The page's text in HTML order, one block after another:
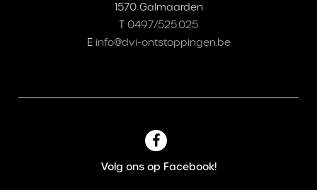
1570 Galmaarden
T 0497/525.025
E info@dvi-ontstoppingen.be
Volg ons op Facebook!